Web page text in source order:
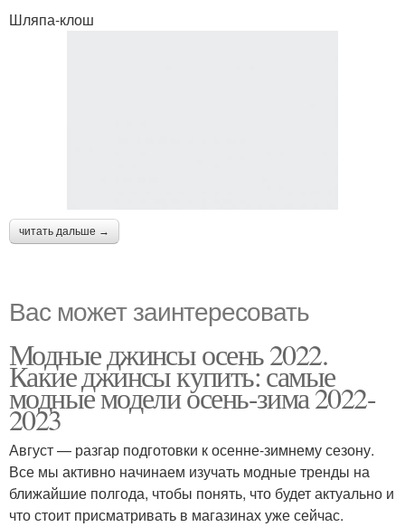
Шляпа-клош
читать дальше →
Вас может заинтересовать
Модные джинсы осень 2022.
Какие джинсы купить: самые
модные модели осень-зима 2022-
2023
Август — разгар подготовки к осенне-зимнему сезону.
Все мы активно начинаем изучать модные тренды на
ближайшие полгода, чтобы понять, что будет актуально и
что стоит присматривать в магазинах уже сейчас.